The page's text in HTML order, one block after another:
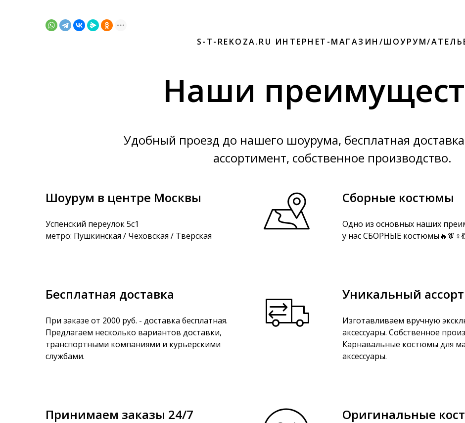
S-T-REKOZA.RU ИНТЕРНЕТ-МАГАЗИН/ШОУРУМ/
Наши
Удобный проезд до нашего шоурума, бесплатная
ассортимент, собственное производство.
Шоурум в центре Москвы
Успенский переулок 5с1
метро: Пушкинская / Чеховская / Тверская
Сборные костюмы
Одно из основных наших
у нас СБОРНЫЕ
Бесплатная доставка
При заказе от 2000 руб. - доставка бесплатная.
Предлагаем несколько вариантов доставки,
транспортными компаниями и курьерскими
службами.
Уникальный
Изготавливаем вручную
аксессуары. Собственное
Карнавальные костюмы для
аксессуары.
Принимаем заказы 24/7 Оригинальные